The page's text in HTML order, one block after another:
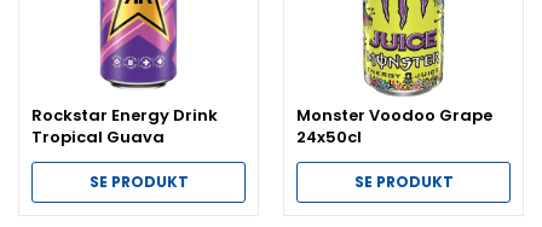
Rockstar Energy Drink
Tropical Guava
12x500ml
SE PRODUKT
Monster Voodoo Grape
24x50cl
SE PRODUKT